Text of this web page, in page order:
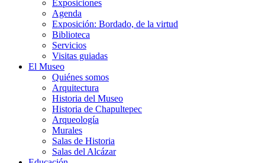
Exposiciones
Agenda
Exposición: Bordado, de la virtud
Biblioteca
Servicios
Visitas guiadas
El Museo
Quiénes somos
Arquitectura
Historia del Museo
Historia de Chapultepec
Arqueología
Murales
Salas de Historia
Salas del Alcázar